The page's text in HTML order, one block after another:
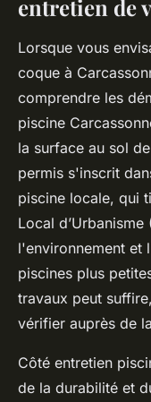
entretien de
Lorsque vous
coque à
comprendre les
piscine
la surface au sol
permis s'inscrit
piscine locale, qui
Local
l'environnement et
piscines plus
travaux peut
vérifier auprès de
Côté entretien
de la durabilité et